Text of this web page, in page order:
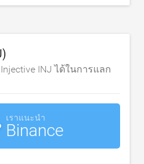
INJ ได้ในการแลก
เราแนะนำ
Binance